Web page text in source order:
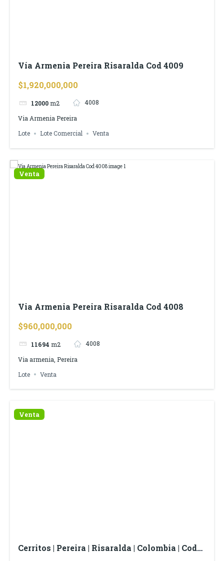
Vía Armenia Pereira Risaralda Cod 4009
$1,920,000,000
12000 m2
4008
Via Armenia Pereira
Lote
Lote Comercial Venta
Venta
Via Armenia Pereira Risaralda Cod 4008
$960,000,000
11694 m2
4008
Via armenia, Pereira
Lote
Venta
Venta
Cerritos | Pereira | Risaralda | Colombia | Cod